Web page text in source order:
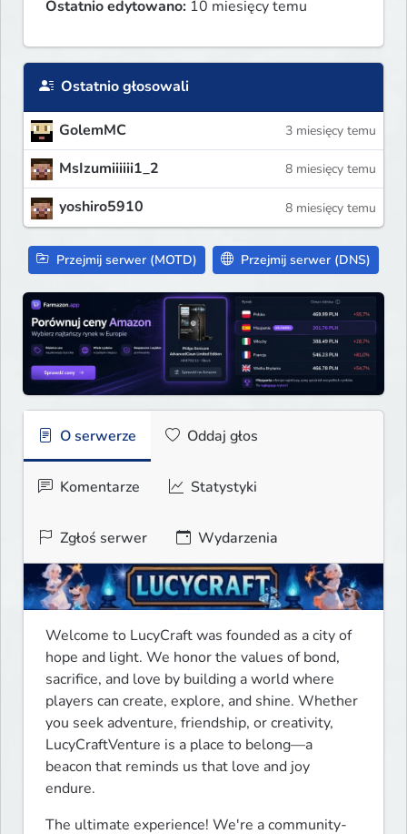
Ostatnio edytowano: 10 miesięcy temu
Ostatnio głosowali
GolemMC 3 miesięcy temu
MsIzumiiiiii1_2 8 miesięcy temu
yoshiro5910 8 miesięcy temu
Przejmij serwer (MOTD) Przejmij serwer (DNS)
O serwerze Oddaj głos
Komentarze Statystyki
Zgłoś serwer Wydarzenia
Welcome to LucyCraft was founded as a city of
hope and light. We honor the values of bond,
sacrifice, and love by building a world where
players can create, explore, and shine. Whether
you seek adventure, friendship, or creativity,
LucyCraftVenture is a place to belong—a
beacon that reminds us that love and joy
endure.
The ultimate experience! We're a community-